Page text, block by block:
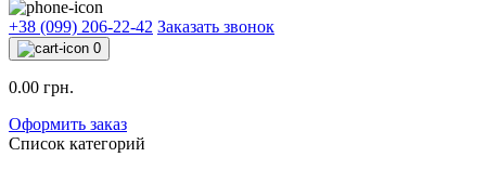
+38 (099) 206-22-42 Заказать звонок
0
0.00 грн.
Оформить заказ
Список категорий